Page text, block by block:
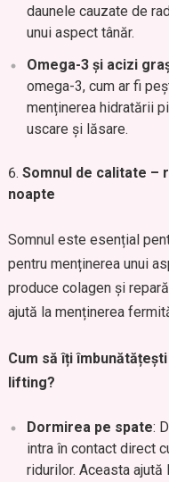
daunele cauzate de
unui aspect tânăr.
Omega-3 și acizi
omega-3, cum ar fi
menținerea hidratării
uscare și lăsare.
Somnul de calitate –
noapte
Somnul este esențial
pentru menținerea unui
produce colagen și
ajută la menținerea
Cum să îți
lifting?
Dormirea pe spate:
intra în contact direct
ridurilor. Aceasta